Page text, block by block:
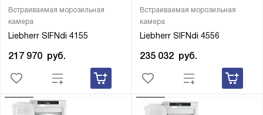
Встраиваемая морозильная
камера
Liebherr SIFNdi 4155
217 970 руб.
Встраиваемая морозильная
камера
Liebherr SIFNdi 4556
235 032 руб.